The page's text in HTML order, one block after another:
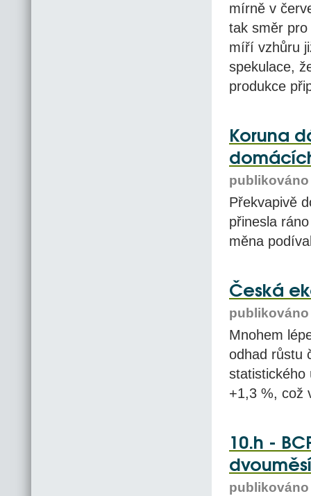
mírně v
tak směr
míří vzhůru
spekulace,
produkce
Koruna
publikováno
Překvapivě
přinesla
měna
Česká
publikováno
Mnohem
odhad růstu
statistického
+1,3 %, což
10.h -
publikováno